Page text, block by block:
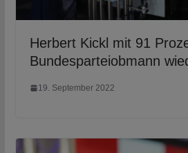
Herbert Kickl mit 91
Bundesparteiobmann
19. September 2022